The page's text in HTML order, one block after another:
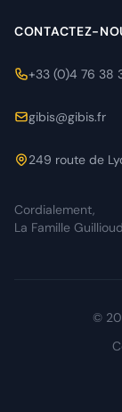
CONTACTEZ-
+33 (0)4 76 38
gibis@gibis.fr
249 route de
Cordialement,
La Famille Guillioud
©